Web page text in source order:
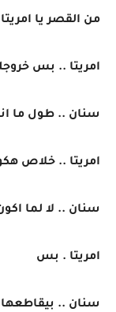
من القصر يا امريتا
امريتا .. بس
سنان .. طول ما
امريتا .. خلاص
سنان .. لا لما
امريتا . بس
سنان ..